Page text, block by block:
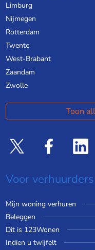
Limburg
Nijmegen
Rotterdam
Twente
West-Brabant
Zaandam
Zwolle
Toon
Voor verhuurders
Mijn woning verhuren
Beleggen
Dit is 123Wonen
Indien u twijfelt